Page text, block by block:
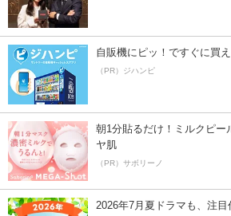
自販機にピッ！ですぐに買
（PR）ジハンピ
朝1分貼るだけ！ミルクピー
ヤ肌
（PR）サボリーノ
2026年7月夏ドラマも、注目